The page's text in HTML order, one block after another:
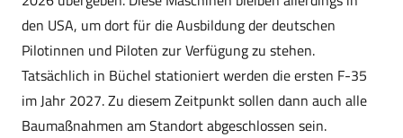
den USA, um dort für die Ausbildung der deutschen
Pilotinnen und Piloten zur Verfügung zu stehen.
Tatsächlich in Büchel stationiert werden die ersten F-35
im Jahr 2027. Zu diesem Zeitpunkt sollen dann auch alle
Baumaßnahmen am Standort abgeschlossen sein.